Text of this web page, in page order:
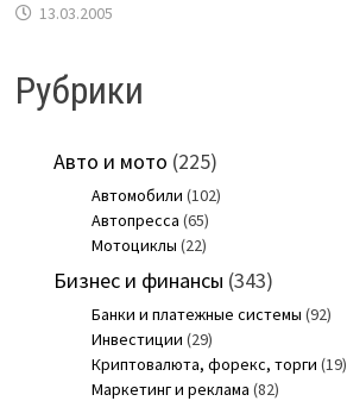
13.03.2005
Рубрики
Авто и мото (225)
Автомобили (102)
Автопресса (65)
Мотоциклы (22)
Бизнес и финансы (343)
Банки и платежные системы (92)
Инвестиции (29)
Криптовалюта, форекс, торги (19)
Маркетинг и реклама (82)